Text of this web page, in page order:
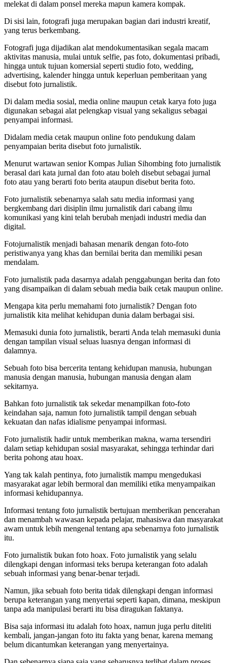
melekat di dalam ponsel mereka mapun kamera kompak.
Di sisi lain, fotografi juga merupakan bagian dari industri kreatif,
yang terus berkembang.
Fotografi juga dijadikan alat mendokumentasikan segala macam
aktivitas manusia, mulai untuk selfie, pas foto, dokumentasi pribadi,
hingga untuk tujuan komersial seperti studio foto, wedding,
advertising, kalender hingga untuk keperluan pemberitaan yang
disebut foto jurnalistik.
Di dalam media sosial, media online maupun cetak karya foto juga
digunakan sebagai alat pelengkap visual yang sekaligus sebagai
penyampai informasi.
Didalam media cetak maupun online foto pendukung dalam
penyampaian berita disebut foto jurnalistik.
Menurut wartawan senior Kompas Julian Sihombing foto jurnalistik
berasal dari kata jurnal dan foto atau boleh disebut sebagai jurnal
foto atau yang berarti foto berita ataupun disebut berita foto.
Foto jurnalistik sebenarnya salah satu media informasi yang
bergkembang dari disiplin ilmu jurnalistik dari cabang ilmu
komunikasi yang kini telah berubah menjadi industri media dan
digital.
Fotojurnalistik menjadi bahasan menarik dengan foto-foto
peristiwanya yang khas dan bernilai berita dan memiliki pesan
mendalam.
Foto jurnalistik pada dasarnya adalah penggabungan berita dan foto
yang disampaikan di dalam sebuah media baik cetak maupun online.
Mengapa kita perlu memahami foto jurnalistik? Dengan foto
jurnalistik kita melihat kehidupan dunia dalam berbagai sisi.
Memasuki dunia foto jurnalistik, berarti Anda telah memasuki dunia
dengan tampilan visual seluas luasnya dengan informasi di
dalamnya.
Sebuah foto bisa bercerita tentang kehidupan manusia, hubungan
manusia dengan manusia, hubungan manusia dengan alam
sekitarnya.
Bahkan foto jurnalistik tak sekedar menampilkan foto-foto
keindahan saja, namun foto jurnalistik tampil dengan sebuah
kekuatan dan nafas idialisme penyampai informasi.
Foto jurnalistik hadir untuk memberikan makna, warna tersendiri
dalam setiap kehidupan sosial masyarakat, sehingga terhindar dari
berita pohong atau hoax.
Yang tak kalah pentinya, foto jurnalistik mampu mengedukasi
masyarakat agar lebih bermoral dan memiliki etika menyampaikan
informasi kehidupannya.
Informasi tentang foto jurnalistik bertujuan memberikan pencerahan
dan menambah wawasan kepada pelajar, mahasiswa dan masyarakat
awam untuk lebih mengenal tentang apa sebenarnya foto jurnalistik
itu.
Foto jurnalistik bukan foto hoax. Foto jurnalistik yang selalu
dilengkapi dengan informasi teks berupa keterangan foto adalah
sebuah informasi yang benar-benar terjadi.
Namun, jika sebuah foto berita tidak dilengkapi dengan informasi
berupa keterangan yang menyertai seperti kapan, dimana, meskipun
tanpa ada manipulasi berarti itu bisa diragukan faktanya.
Bisa saja informasi itu adalah foto hoax, namun juga perlu diteliti
kembali, jangan-jangan foto itu fakta yang benar, karena memang
belum dicantumkan keterangan yang menyertainya.